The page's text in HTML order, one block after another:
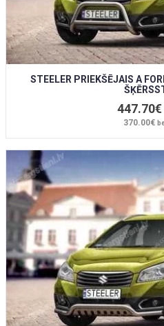
STEELER PRIEKŠĒJAIS A
447.70€
370.00€